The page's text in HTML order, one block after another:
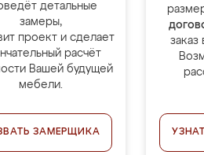
детальные
замеры,
проект и сделает
расчёт
Вашей будущей
мебели.
ЗАМЕРЩИКА
заказ